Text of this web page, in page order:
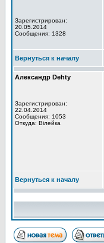
Зарегистрирован:
20.05.2014
Сообщения: 1328
Вернуться к началу
Александр Dehty
Зарегистрирован:
22.04.2014
Сообщения: 1053
Откуда: Вiлейка
Вернуться к началу